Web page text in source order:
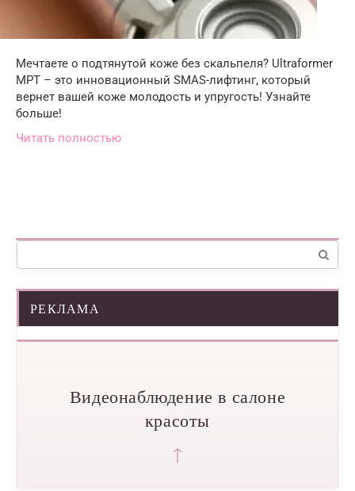
Мечтаете о подтянутой коже без скальпеля? Ultraformer
MPT – это инновационный SMAS-лифтинг, который
вернет вашей коже молодость и упругость! Узнайте
больше!
Читать полностью
Поиск:
РЕКЛАМА
Видеонаблюдение в салоне
красоты
↑